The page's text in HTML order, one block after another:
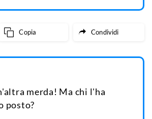
Copia Condividi
merda! Ma chi l'ha
posto?